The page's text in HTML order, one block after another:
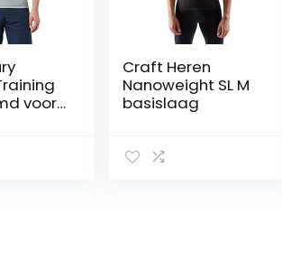
voor
Craft Heren
Nanoweight SL M
basislaag